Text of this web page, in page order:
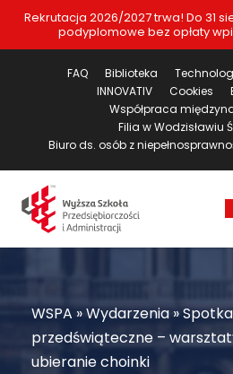
Rekrutacja 2026/2027 trwa! Do 31
podyplomowe bez opłaty
FAQ Biblioteka
INNOVATIV
Cookies
Współpraca
Filia w Wodzisławiu
Biuro ds. osób z
WSPA »Wydarzenia»
przedświąteczne –
ubieranie choinki